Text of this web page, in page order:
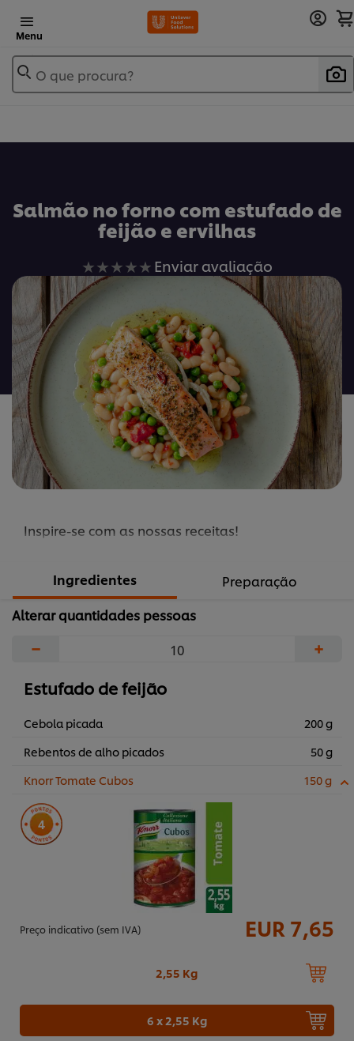
Menu
O que procura?
Salmão no forno com estufado de
feijão e ervilhas
Nenhuma
avaliação
enviada
para
este
recipe
Enviar avaliação
Inspire-se com as nossas receitas!
Ingredientes
Preparação
Alterar quantidades pessoas
− +
Estufado de feijão
Cebola picada
200 g
Rebentos de alho picados
50 g
Knorr Tomate Cubos
150 g
4
Preço indicativo (sem IVA) EUR 7,65
2,55 Kg
6 x 2,55 Kg